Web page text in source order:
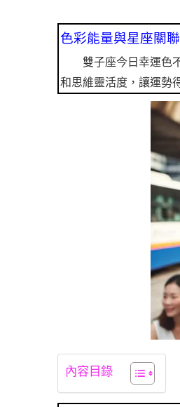
色彩能量與星座關聯
雙子座今日幸運色
和思維靈活度，讓運勢
內容目錄